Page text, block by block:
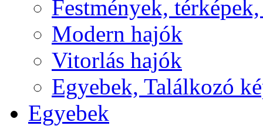
Festmények,
Modern hajók
Vitorlás hajók
Egyebek, Találkozó
Egyebek